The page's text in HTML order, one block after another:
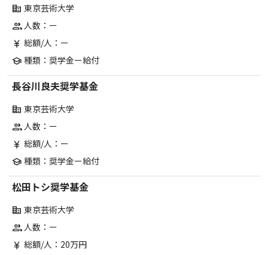
corporate_fare 東京芸術大学
group人数：ー
currency_yen 総額/人：ー
school 種類：奨学金ー給付
長谷川良夫奨学基金
corporate_fare 東京芸術大学
group人数：ー
currency_yen 総額/人：ー
school 種類：奨学金ー給付
松田トシ奨学基金
corporate_fare 東京芸術大学
group人数：ー
currency_yen 総額/人：20万円